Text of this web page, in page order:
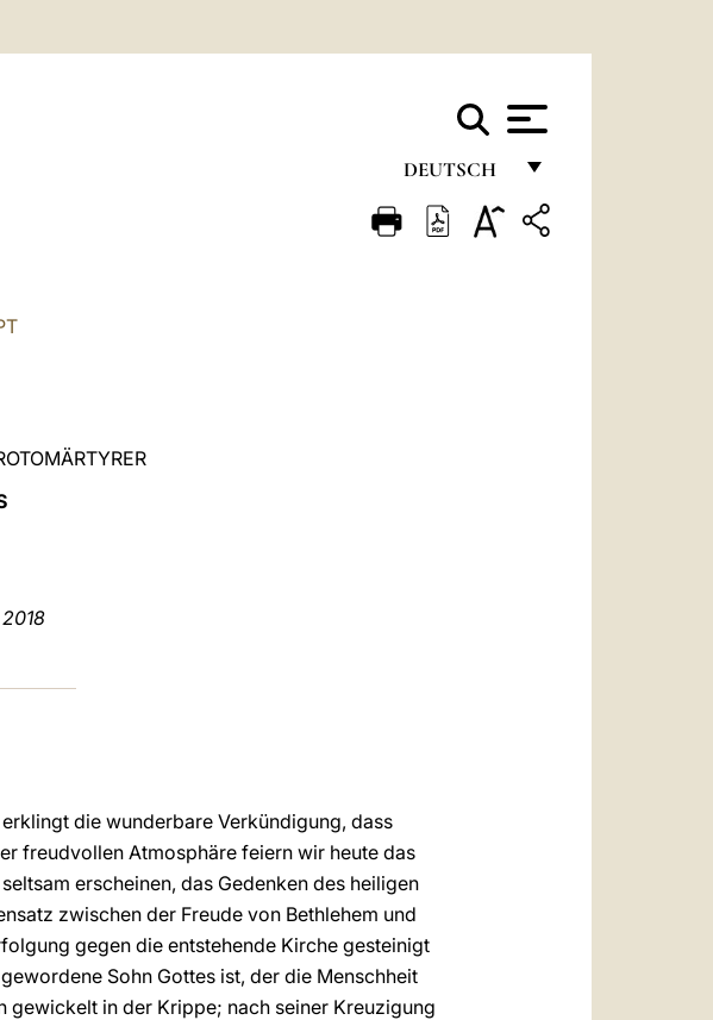
DEUTSCH
FRANÇAIS
die wunderbare Verkündigung, dass
freudvollen Atmosphäre feiern wir heute das
erscheinen, das Gedenken des heiligen
zwischen der Freude von Bethlehem und
gegen die entstehende Kirche gesteinigt
Sohn Gottes ist, der die Menschheit
in der Krippe; nach seiner Kreuzigung